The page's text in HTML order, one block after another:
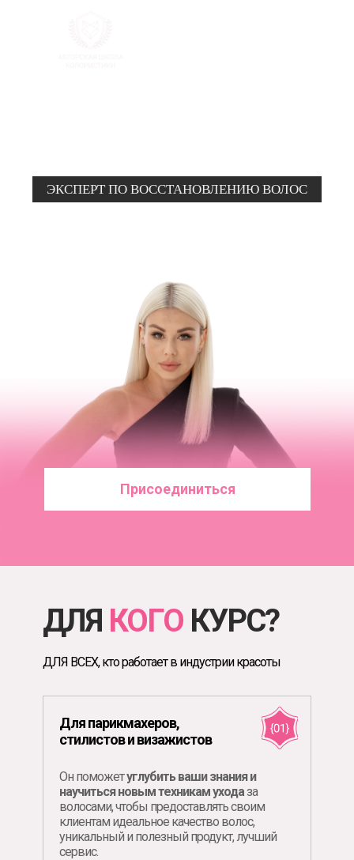
Присоединиться
ЭКСПЕРТ ПО ВОССТАНОВЛЕНИЮ ВОЛОС
ДЛЯ КОГО КУРС?
ДЛЯ ВСЕХ, кто работает в индустрии красоты
Для парикмахеров,
стилистов и визажистов
Он поможетуглубить ваши знания и
научиться новым техникам уходаза
волосами, чтобы предоставлять своим
клиентам идеальное качество волос,
уникальный и полезный продукт, лучший
сервис.